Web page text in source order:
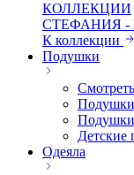
КОЛЛЕКЦИИ
СТЕФАНИЯ -
К коллекции
Подушки
Подушки
Подушки
Детские
Одеяла